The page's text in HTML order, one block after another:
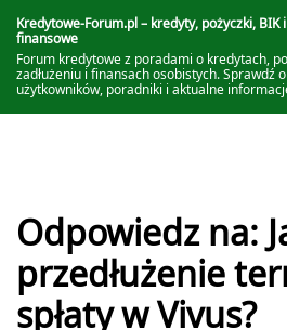
do
treści
Kredytowe-Forum.pl – kredyty, pożyczki, BIK
finansowe
Forum kredytowe z poradami o kredytach,
zadłużeniu i finansach osobistych. Sprawdź
użytkowników, poradniki i aktualne
Odpowiedz na:
przedłużenie
spłaty w Vivus?